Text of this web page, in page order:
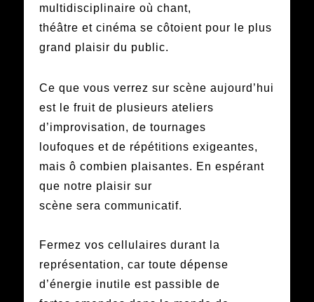
multidisciplinaire où chant,
théâtre et cinéma se côtoient pour le plus
grand plaisir du public.
Ce que vous verrez sur scène aujourd’hui
est le fruit de plusieurs ateliers
d’improvisation, de tournages
loufoques et de répétitions exigeantes,
mais ô combien plaisantes. En espérant
que notre plaisir sur
scène sera communicatif.
Fermez vos cellulaires durant la
représentation, car toute dépense
d’énergie inutile est passible de